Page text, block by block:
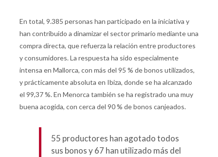
En total, 9.385 personas han participado en la iniciativa y
han contribuido a dinamizar el sector primario mediante una
compra directa, que refuerza la relación entre productores
y consumidores. La respuesta ha sido especialmente
intensa en Mallorca, con más del 95 % de bonos utilizados,
y prácticamente absoluta en Ibiza, donde se ha alcanzado
el 99,37 %. En Menorca también se ha registrado una muy
buena acogida, con cerca del 90 % de bonos canjeados.
55 productores han agotado todos
sus bonos y 67 han utilizado más del